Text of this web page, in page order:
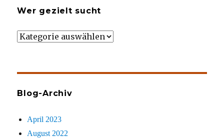
Wer gezielt sucht
Wer
Blog-Archiv
April 2023
August 2022